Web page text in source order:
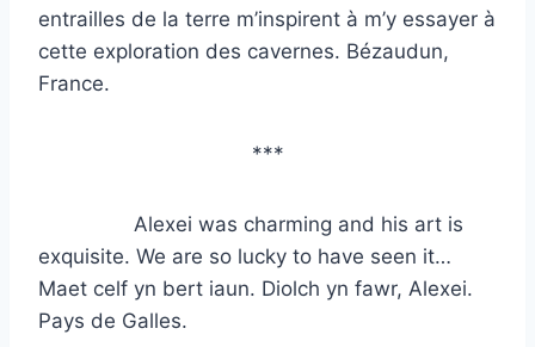
entrailles de la terre m’inspirent à m’y essayer à
cette exploration des cavernes. Bézaudun,
France.
***
Alexei was charming and his art is
exquisite. We are so lucky to have seen it…
Maet celf yn bert iaun. Diolch yn fawr, Alexei.
Pays de Galles.